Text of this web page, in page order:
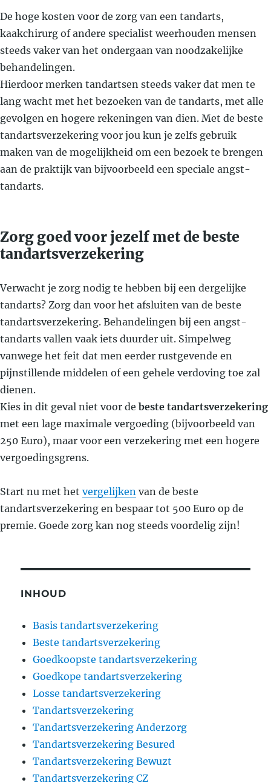
De hoge kosten voor de zorg van een tandarts,
kaakchirurg of andere specialist weerhouden mensen
steeds vaker van het ondergaan van noodzakelijke
behandelingen.
Hierdoor merken tandartsen steeds vaker dat men te
lang wacht met het bezoeken van de tandarts, met alle
gevolgen en hogere rekeningen van dien. Met de beste
tandartsverzekering voor jou kun je zelfs gebruik
maken van de mogelijkheid om een bezoek te brengen
aan de praktijk van bijvoorbeeld een speciale angst-
tandarts.
Zorg goed voor jezelf met de beste
tandartsverzekering
Verwacht je zorg nodig te hebben bij een dergelijke
tandarts? Zorg dan voor het afsluiten van de beste
tandartsverzekering. Behandelingen bij een angst-
tandarts vallen vaak iets duurder uit. Simpelweg
vanwege het feit dat men eerder rustgevende en
pijnstillende middelen of een gehele verdoving toe zal
dienen.
Kies in dit geval niet voor de beste tandartsverzekering
met een lage maximale vergoeding (bijvoorbeeld van
250 Euro), maar voor een verzekering met een hogere
vergoedingsgrens.
Start nu met het vergelijken van de beste
tandartsverzekering en bespaar tot 500 Euro op de
premie. Goede zorg kan nog steeds voordelig zijn!
INHOUD
Basis tandartsverzekering
Beste tandartsverzekering
Goedkoopste tandartsverzekering
Goedkope tandartsverzekering
Losse tandartsverzekering
Tandartsverzekering
Tandartsverzekering Anderzorg
Tandartsverzekering Besured
Tandartsverzekering Bewuzt
Tandartsverzekering CZ